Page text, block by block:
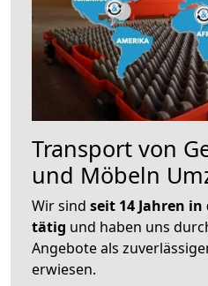
Transport von
und Möbeln
Wir sind seit 14 Jahren
tätig und haben uns
Angebote als
erwiesen.